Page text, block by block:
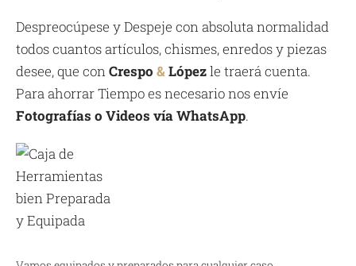
Despreocúpese y Despeje con absoluta normalidad
todos cuantos artículos, chismes, enredos y piezas
desee, que conCrespo &Lópezle traerá cuenta.
Para ahorrar Tiempo es necesario nos envíe
Fotografías o Videos vía WhatsApp.